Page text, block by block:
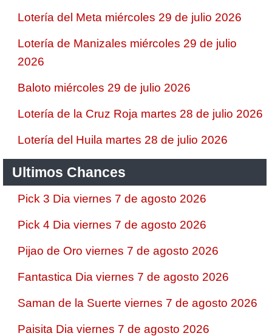
Lotería del Meta miércoles 29 de julio 2026
Lotería de Manizales miércoles 29 de julio
2026
Baloto miércoles 29 de julio 2026
Lotería de la Cruz Roja martes 28 de julio 2026
Lotería del Huila martes 28 de julio 2026
Ultimos Chances
Pick 3 Dia viernes 7 de agosto 2026
Pick 4 Dia viernes 7 de agosto 2026
Pijao de Oro viernes 7 de agosto 2026
Fantastica Dia viernes 7 de agosto 2026
Saman de la Suerte viernes 7 de agosto 2026
Paisita Dia viernes 7 de agosto 2026